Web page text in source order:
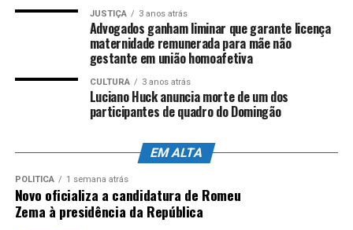
JUSTIÇA 3 anos atrás
Advogados ganham liminar que garante licença
maternidade remunerada para mãe não
gestante em união homoafetiva
CULTURA 3 anos atrás
Luciano Huck anuncia morte de um dos
participantes de quadro do Domingão
EM ALTA
POLÍTICA 1 semana atrás
Novo oficializa a candidatura de Romeu
Zema à presidência da República